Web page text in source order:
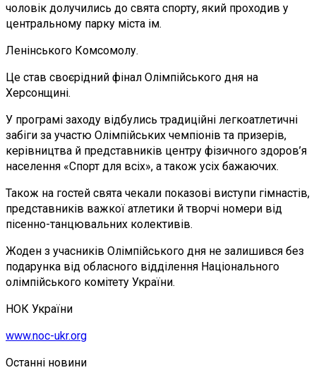
чоловік долучились до свята спорту, який проходив у
центральному парку міста ім.
Ленінського Комсомолу.
Це став своєрідний фінал Олімпійського дня на
Херсонщині.
У програмі заходу відбулись традиційні легкоатлетичні
забіги за участю Олімпійських чемпіонів та призерів,
керівництва й представників центру фізичного здоров’я
населення «Спорт для всіх», а також усіх бажаючих.
Також на гостей свята чекали показові виступи гімнастів,
представників важкої атлетики й творчі номери від
пісенно-танцювальних колективів.
Жоден з учасників Олімпійського дня не залишився без
подарунка від обласного відділення Національного
олімпійського комітету України.
НОК України
www.noc-ukr.org
Останні новини